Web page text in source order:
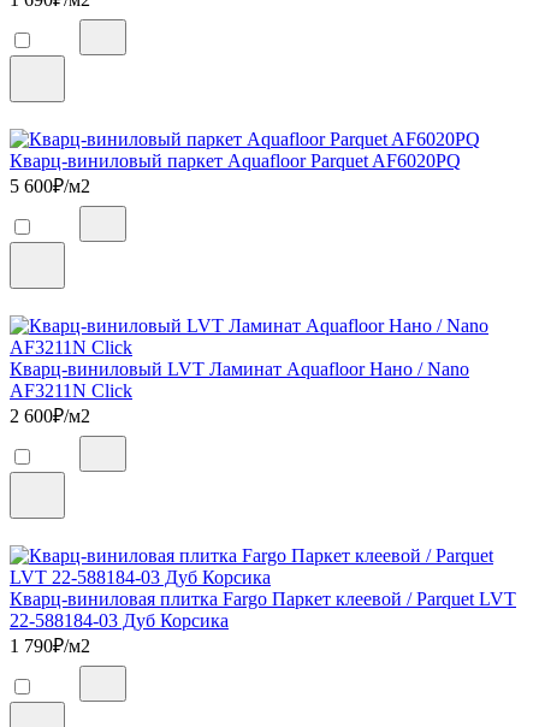
Кварц-виниловый паркет Aquafloor Parquet AF6020PQ
5 600₽/м2
Кварц-виниловый LVT Ламинат Aquafloor Нано / Nano
AF3211N Click
2 600₽/м2
Кварц-виниловая плитка Fargo Паркет клеевой / Parquet LVT
22-588184-03 Дуб Корсика
1 790₽/м2